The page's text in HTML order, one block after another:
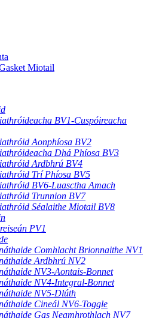
Miotail
BV1-Cuspóireacha
Aonphíosa BV2
Dhá Phíosa BV3
Ardbhrú BV4
Trí Phíosa BV5
BV6-Luasctha Amach
Trunnion BV7
Séalaithe Miotail BV8
PV1
Comhlacht Brionnaithe NV1
Ardbhrú NV2
NV3-Aontais-Bonnet
NV4-Integral-Bonnet
NV5-Dlúth
Cineál NV6-Toggle
Gas Neamhrothlach NV7